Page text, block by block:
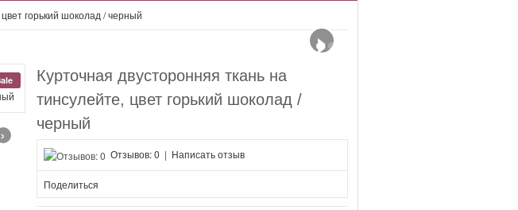
горький шоколад / черный ›
›
Курточная двусторонняя ткань на
тинсулейте, цвет горький шоколад /
черный
Отзывов: 0 | Написать отзыв
Поделиться